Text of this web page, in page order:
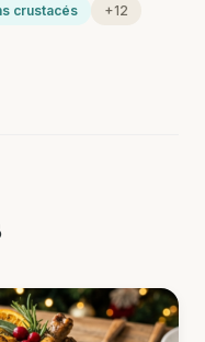
crustacés +12